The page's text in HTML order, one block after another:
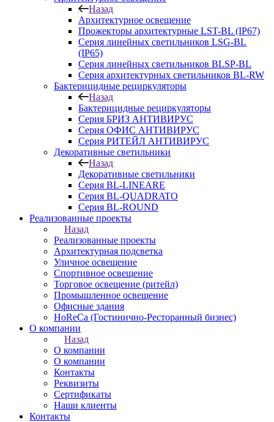
Назад
Архитектурное освещение
Прожекторы архитектурные LST-BL (IP67)
Серия линейных светильников LSG-BL
(IP65)
Серия линейных светильников BLSP-BL
Серия архитектурных светильников BL-RW
Бактерицидные рециркуляторы
Назад
Бактерицидные рециркуляторы
Серия БРИЗ АНТИВИРУС
Серия ОФИС АНТИВИРУС
Серия РИТЕЙЛ АНТИВИРУС
Декоративные светильники
Назад
Декоративные светильники
Серия BL-LINEARE
Серия BL-QUADRATO
Серия BL-ROUND
Реализованные проекты
Назад
Реализованные проекты
Архитектурная подсветка
Уличное освещение
Спортивное освещение
Торговое освещение (ритейл)
Промышленное освещение
Офисные здания
HoReCa (Гостинично-Ресторанный бизнес)
О компании
Назад
О компании
О компании
Контакты
Реквизиты
Сертификаты
Наши клиенты
Контакты